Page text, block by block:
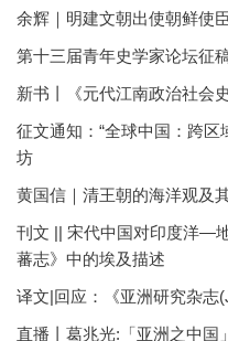
余辉｜明建文朝出使朝鲜使
第十三届青年史学家论坛征
新书丨《元代江南政治社会
征文通知：“全球中国：跨
坊
黄国信｜清王朝的海洋观及
刊文 || 宋代中国对印度洋—
蕃志》中的埃及描述
译文|回应：《亚洲研究杂志
直播丨葛兆光:「亚洲之中国